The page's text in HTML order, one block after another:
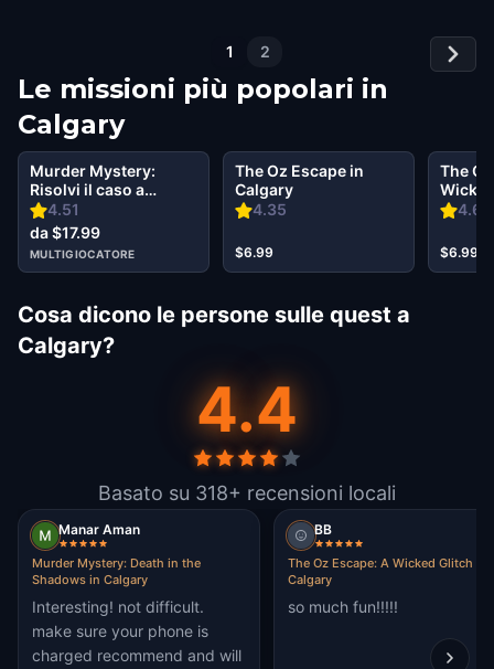
1 2
Le missioni più popolari in
Calgary
4.51
Murder Mystery:
Risolvi il caso a
Calgary
da $17.99
MULTIGIOCATORE
4.35
The Oz Escape in
Calgary
$6.99
4.69
The
$6.99
Cosa dicono le persone sulle quest a
Calgary?
4.4
Basato su 318+ recensioni locali
Manar Aman
Murder Mystery: Death in the
Shadows in Calgary
Interesting! not difficult.
make sure your phone is
charged recommend and will
BB
The Oz Escape: A Wicked Glitch in
Calgary
so much fun!!!!!